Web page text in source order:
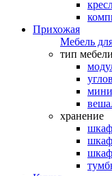
Прихожая
Мебель
тип мебели
хранение